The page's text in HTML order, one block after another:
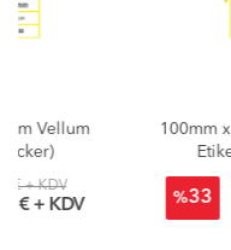
100mm x 25mm Vellum
%33
2.28 € + KDV
1.90 € + KDV